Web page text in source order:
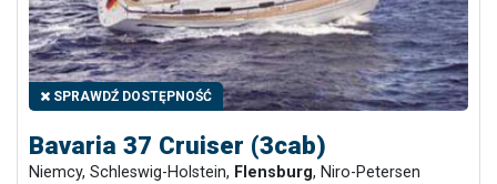
SPRAWDŹ DOSTĘPNOŚĆ
Bavaria 37 Cruiser (3cab)
Niemcy, Schleswig-Holstein, Flensburg, Niro-Petersen